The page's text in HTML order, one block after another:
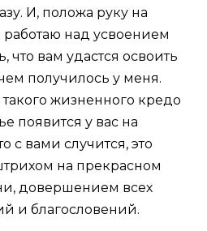
И, положа руку на
над усвоением
что вам удастся освоить
получилось у меня.
жизненного кредо
появится у вас на
с вами случится, это
на прекрасном
довершением всех
и благословений.